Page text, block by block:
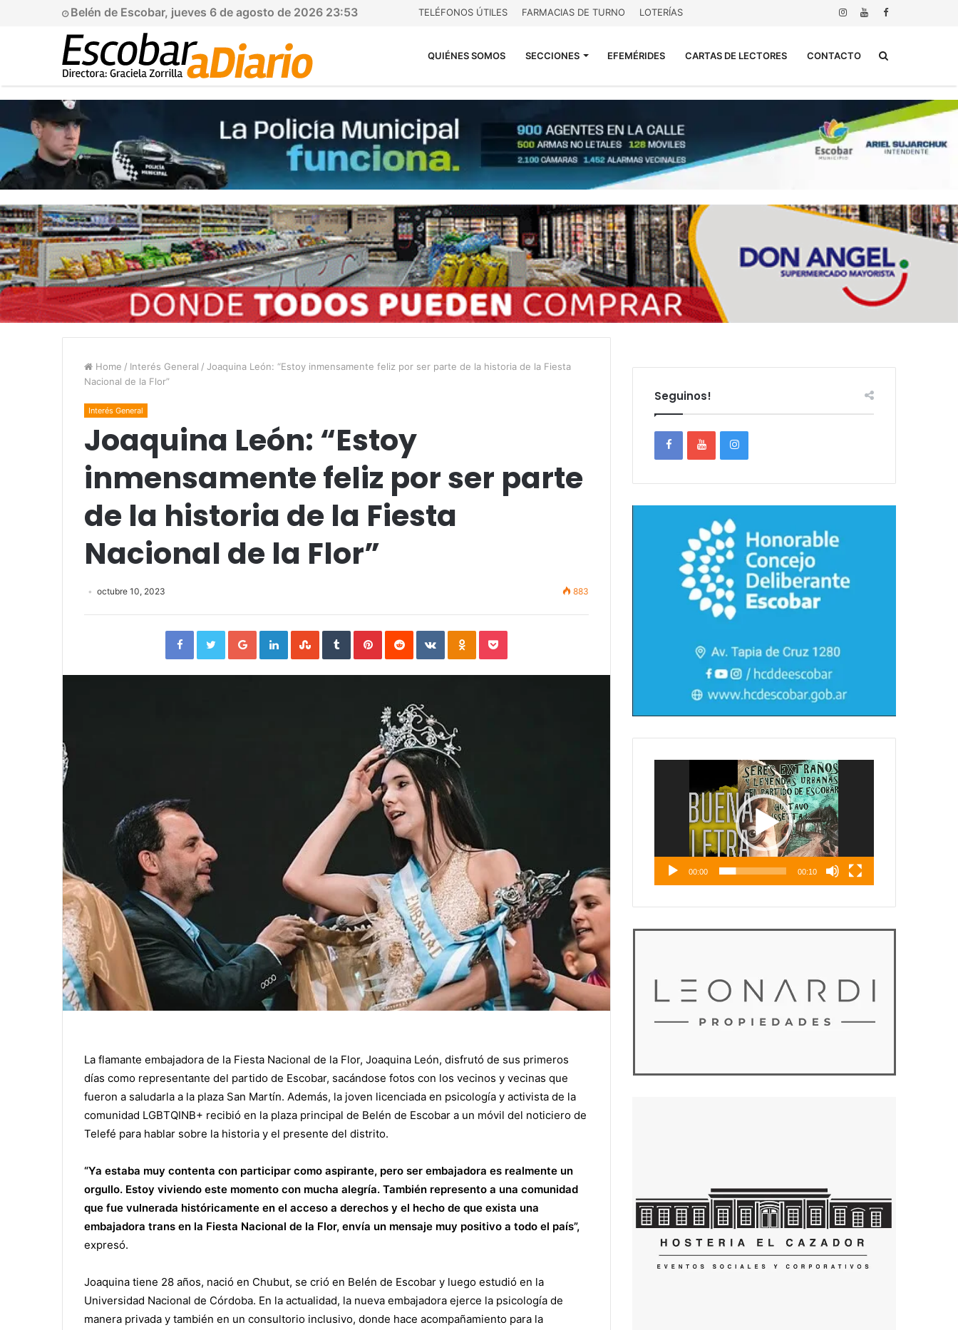
Belén de Escobar, jueves 6 de agosto de 2026 23:53 TELÉFONOS ÚTILES FARMACIAS DE TURNO LOTERÍAS
QUIÉNES SOMOS SECCIONES EFEMÉRIDES CARTAS DE LECTORES CONTACTO
Home / Interés General / Joaquina León: “Estoy inmensamente feliz por ser parte de la historia de la Fiesta
Nacional de la Flor”
Interés General
Joaquina León: “Estoy
inmensamente feliz por ser parte
de la historia de la Fiesta
Nacional de la Flor”
octubre 10, 2023 883
FacebookTwitterGoogle+LinkedInStumbleUpon
TumblrPinterestReddit VKontakteOdnoklassniki
Pocket
La flamante embajadora de la Fiesta Nacional de la Flor, Joaquina León, disfrutó de sus primeros
días como representante del partido de Escobar, sacándose fotos con los vecinos y vecinas que
fueron a saludarla a la plaza San Martín. Además, la joven licenciada en psicología y activista de la
comunidad LGBTQINB+ recibió en la plaza principal de Belén de Escobar a un móvil del noticiero de
Telefé para hablar sobre la historia y el presente del distrito.
“Ya estaba muy contenta con participar como aspirante, pero ser embajadora es realmente un
orgullo. Estoy viviendo este momento con mucha alegría. También represento a una comunidad
que fue vulnerada históricamente en el acceso a derechos y el hecho de que exista una
embajadora trans en la Fiesta Nacional de la Flor, envía un mensaje muy positivo a todo el país”,
expresó.
Joaquina tiene 28 años, nació en Chubut, se crió en Belén de Escobar y luego estudió en la
Universidad Nacional de Córdoba. En la actualidad, la nueva embajadora ejerce la psicología de
manera privada y también en un consultorio inclusivo, donde hace acompañamiento para la
Seguinos!
00:00 00:10